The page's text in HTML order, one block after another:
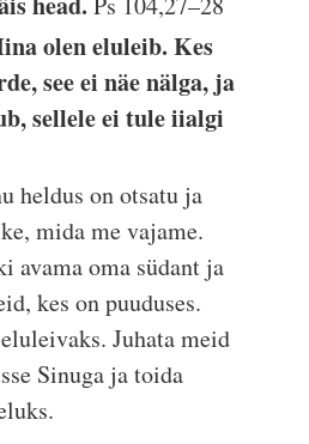
olen eluleib. Kes
see ei näe nälga, ja
sellele ei tule iialgi
heldus on otsatu ja
mida me vajame.
avama oma südant ja
kes on puuduses.
Juhata meid
Sinuga ja toida